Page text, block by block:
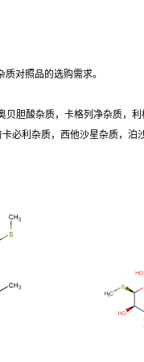
对照品的选购需求。
胆酸杂质，卡格列净杂质，
必利杂质，西他沙星杂质，泊